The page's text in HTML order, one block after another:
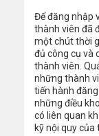
Để đăng nhập
thành viên đã
một chút thời
đủ công cụ và
thành viên.
những thành
tiến hành
những điều
có liên quan
kỹ nội quy